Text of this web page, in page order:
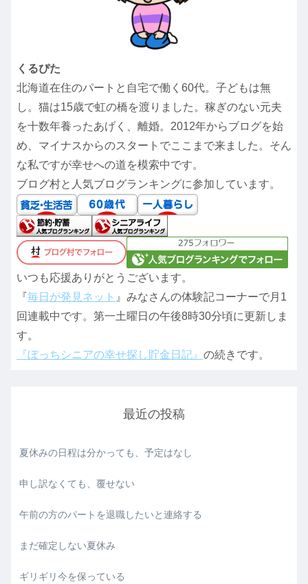
くるぴた
北海道在住のパートと自宅で働く60代。子どもは無
し。猫は15歳で虹の橋を渡りました。稼ぎのない元夫
を十数年養ったあげく、離婚。2012年からブログを始
め、マイナスからのスタートでここまで来ました。そん
な私ですが幸せへの道を模索中です。
ブログ村と人気ブログランキングに参加しています。
いつも応援ありがとうございます。
『毎日が発見ネット 』みなさんの体験記コーナーで月1
回連載中です。第一土曜日の午後8時30分頃に更新しま
す。
『ぼっちシニアの幸せ探し貯金日記』 の続きです。
最近の投稿
夏休みの日程は分かっても、予定はなし
申し訳なくても、覆せない
午前の方のパートを退職したいと連絡する
まだ確定しない夏休み
ギリギリ今を保っている